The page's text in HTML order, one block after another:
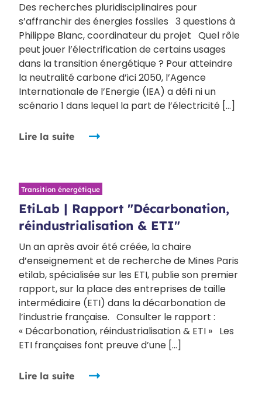
Des recherches pluridisciplinaires pour
s’affranchir des énergies fossiles 3 questions à
Philippe Blanc, coordinateur du projet Quel rôle
peut jouer l’électrification de certains usages
dans la transition énergétique ? Pour atteindre
la neutralité carbone d’ici 2050, l’Agence
Internationale de l’Energie (IEA) a défi ni un
scénario 1 dans lequel la part de l’électricité […]
Lire la suite
Transition énergétique
EtiLab | Rapport "Décarbonation,
réindustrialisation & ETI"
Un an après avoir été créée, la chaire
d’enseignement et de recherche de Mines Paris
etilab, spécialisée sur les ETI, publie son premier
rapport, sur la place des entreprises de taille
intermédiaire (ETI) dans la décarbonation de
l’industrie française. Consulter le rapport :
« Décarbonation, réindustrialisation & ETI » Les
ETI françaises font preuve d’une […]
Lire la suite